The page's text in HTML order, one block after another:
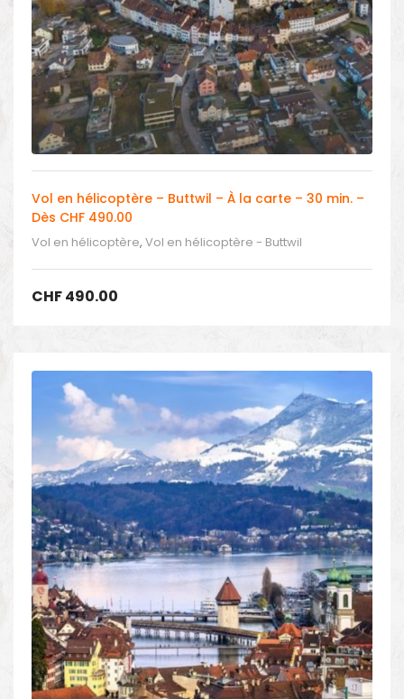
Vol en hélicoptère – Buttwil – À la carte – 30 min. –
Dès CHF 490.00
Vol en hélicoptère, Vol en hélicoptère - Buttwil
CHF490.00